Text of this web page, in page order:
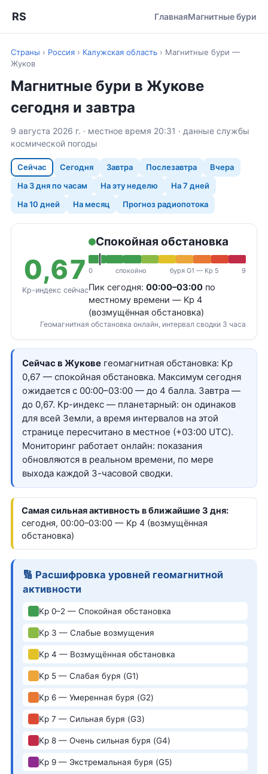
RS ГлавнаяМагнитные бури
Страны › Россия › Калужская область › Магнитные бури —
Жуков
Магнитные бури в Жукове
сегодня и завтра
9 августа 2026 г. · местное время 20:31 · данные службы
космической погоды
Сейчас Сегодня Завтра Послезавтра
Вчера
На 3 дня по часам
На эту неделю
На 7 дней
На 10 дней
На месяц Прогноз радиопотока
0,67
Kp-индекс сейчас
Спокойная обстановка
0 спокойно буря G1 — Kp 5 9
Пик сегодня: 00:00–03:00 по
местному времени — Kp 4
(возмущённая обстановка)
Геомагнитная обстановка онлайн, интервал сводки 3 часа
Сейчас в Жукове геомагнитная обстановка: Kp
0,67 — спокойная обстановка. Максимум сегодня
ожидается с 00:00–03:00 — до 4 балла. Завтра —
до 0,67. Kp-индекс — планетарный: он одинаков
для всей Земли, а время интервалов на этой
странице пересчитано в местное (+03:00 UTC).
Мониторинг работает онлайн: показания
обновляются в реальном времени, по мере
выхода каждой 3-часовой сводки.
Самая сильная активность в ближайшие 3 дня:
сегодня, 00:00–03:00 — Kp 4 (возмущённая
обстановка)
🔢 Расшифровка уровней геомагнитной
активности
Kp 0–2 — Спокойная обстановка
Kp 3 — Слабые возмущения
Kp 4 — Возмущённая обстановка
Kp 5 — Слабая буря (G1)
Kp 6 — Умеренная буря (G2)
Kp 7 — Сильная буря (G3)
Kp 8 — Очень сильная буря (G4)
Kp 9 — Экстремальная буря (G5)